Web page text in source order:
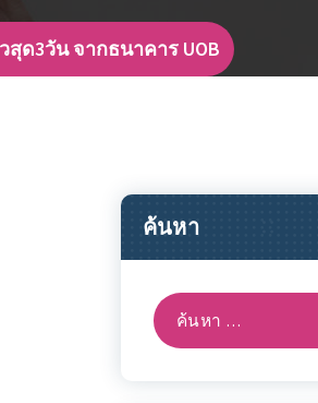
ด3วัน จากธนาคาร UOB
ค้นหา
ค้นหา: